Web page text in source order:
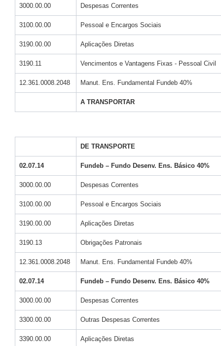
3000.00.00 Despesas Correntes
3100.00.00 Pessoal e Encargos Sociais
3190.00.00 Aplicações Diretas
3190.11 Vencimentos e Vantagens Fixas - Pessoal Civil
12.361.0008.2048 Manut. Ens. Fundamental Fundeb 40%
A TRANSPORTAR
DE TRANSPORTE
02.07.14 Fundeb – Fundo Desenv. Ens. Básico 40%
3000.00.00 Despesas Correntes
3100.00.00 Pessoal e Encargos Sociais
3190.00.00 Aplicações Diretas
3190.13 Obrigações Patronais
12.361.0008.2048 Manut. Ens. Fundamental Fundeb 40%
02.07.14 Fundeb – Fundo Desenv. Ens. Básico 40%
3000.00.00 Despesas Correntes
3300.00.00 Outras Despesas Correntes
3390.00.00 Aplicações Diretas